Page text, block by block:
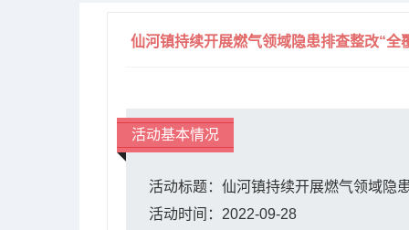
仙河镇持续开展燃气领域隐患排查整改“全
活动基本情况
活动标题：仙河镇持续开展燃气领域隐
活动时间：2022-09-28